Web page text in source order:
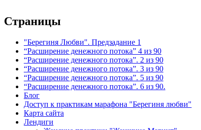
Страницы
"Берегиня Любви". Предзадание 1
“Расширение денежного потока” 4 из 90
“Расширение денежного потока”. 2 из 90
“Расширение денежного потока”. 3 из 90
“Расширение денежного потока”. 5 из 90
“Расширение денежного потока”. 6 из 90.
Блог
Доступ к практикам марафона "Берегиня любви"
Карта сайта
Лендиги